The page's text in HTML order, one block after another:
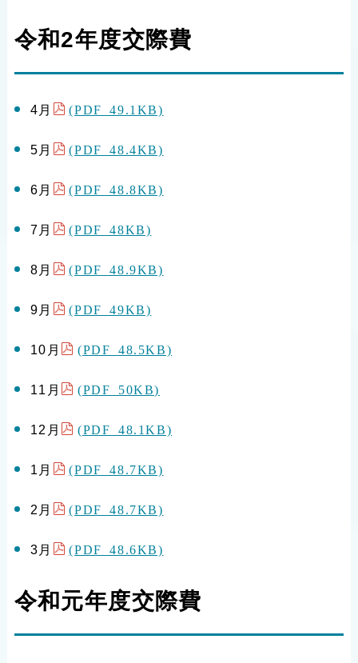
令和2年度交際費
4月 (PDF 49.1KB)
5月 (PDF 48.4KB)
6月 (PDF 48.8KB)
7月 (PDF 48KB)
8月 (PDF 48.9KB)
9月 (PDF 49KB)
10月 (PDF 48.5KB)
11月 (PDF 50KB)
12月 (PDF 48.1KB)
1月 (PDF 48.7KB)
2月 (PDF 48.7KB)
3月 (PDF 48.6KB)
令和元年度交際費